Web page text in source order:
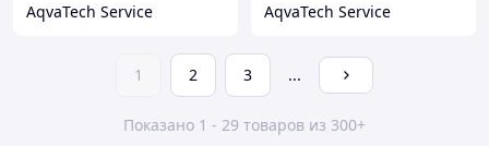
AqvaTech Service AqvaTech Service
1 2 3 ...
Показано 1 - 29 товаров из 300+